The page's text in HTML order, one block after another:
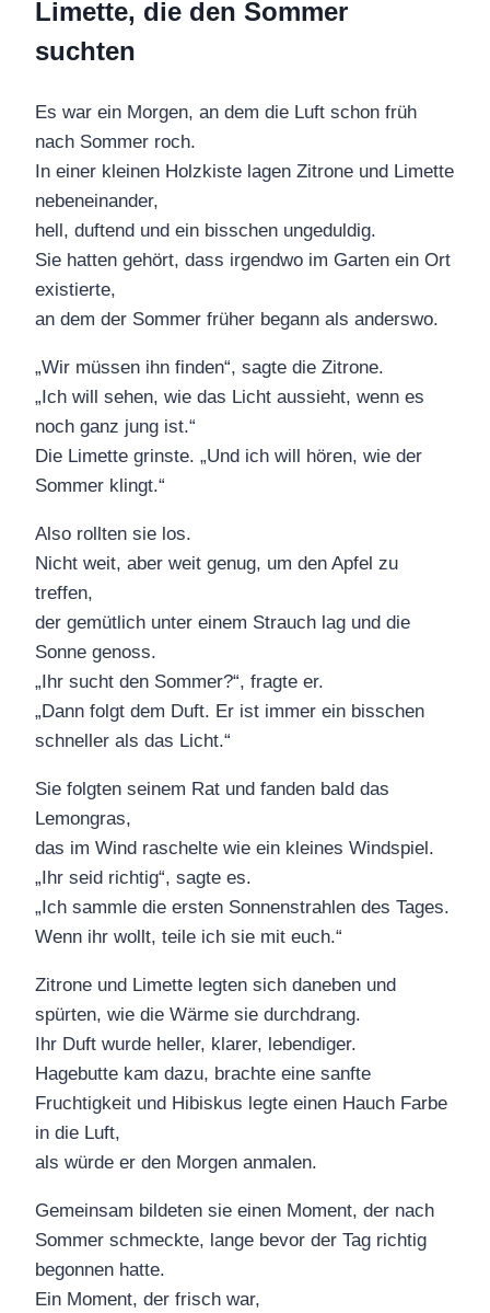
Limette, die den Sommer
suchten
Es war ein Morgen, an dem die Luft schon früh
nach Sommer roch.
In einer kleinen Holzkiste lagen Zitrone und Limette
nebeneinander,
hell, duftend und ein bisschen ungeduldig.
Sie hatten gehört, dass irgendwo im Garten ein Ort
existierte,
an dem der Sommer früher begann als anderswo.
„Wir müssen ihn finden“, sagte die Zitrone.
„Ich will sehen, wie das Licht aussieht, wenn es
noch ganz jung ist.“
Die Limette grinste. „Und ich will hören, wie der
Sommer klingt.“
Also rollten sie los.
Nicht weit, aber weit genug, um den Apfel zu
treffen,
der gemütlich unter einem Strauch lag und die
Sonne genoss.
„Ihr sucht den Sommer?“, fragte er.
„Dann folgt dem Duft. Er ist immer ein bisschen
schneller als das Licht.“
Sie folgten seinem Rat und fanden bald das
Lemongras,
das im Wind raschelte wie ein kleines Windspiel.
„Ihr seid richtig“, sagte es.
„Ich sammle die ersten Sonnenstrahlen des Tages.
Wenn ihr wollt, teile ich sie mit euch.“
Zitrone und Limette legten sich daneben und
spürten, wie die Wärme sie durchdrang.
Ihr Duft wurde heller, klarer, lebendiger.
Hagebutte kam dazu, brachte eine sanfte
Fruchtigkeit und Hibiskus legte einen Hauch Farbe
in die Luft,
als würde er den Morgen anmalen.
Gemeinsam bildeten sie einen Moment, der nach
Sommer schmeckte, lange bevor der Tag richtig
begonnen hatte.
Ein Moment, der frisch war,